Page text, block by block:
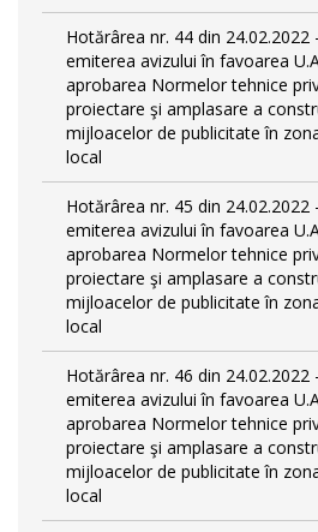
Hotărârea nr. 44 din 24.02.2022
emiterea avizului în favoarea
aprobarea Normelor tehnice
proiectare şi amplasare a
mijloacelor de publicitate în
local
Hotărârea nr. 45 din 24.02.2022
emiterea avizului în favoarea
aprobarea Normelor tehnice
proiectare şi amplasare a
mijloacelor de publicitate în
local
Hotărârea nr. 46 din 24.02.2022
emiterea avizului în favoarea
aprobarea Normelor tehnice
proiectare şi amplasare a
mijloacelor de publicitate în
local